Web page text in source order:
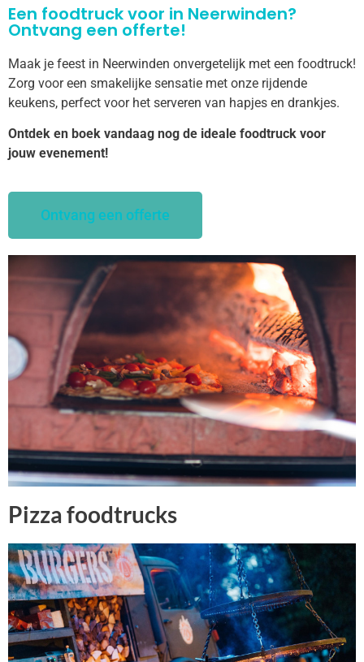
Een foodtruck voor in Neerwinden?
Ontvang een offerte!
Maak je feest in Neerwinden onvergetelijk met een foodtruck!
Zorg voor een smakelijke sensatie met onze rijdende
keukens, perfect voor het serveren van hapjes en drankjes.
Ontdek en boek vandaag nog de ideale foodtruck voor
jouw evenement!
Ontvang een offerte
Pizza foodtrucks